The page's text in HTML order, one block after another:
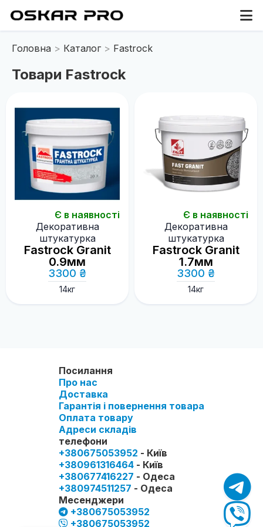
Головна Каталог Fastrock
Товари Fastrock
Є в наявності
Декоративна
штукатурка
Fastrock Granit
0.9мм
3300 ₴
14кг
Є в наявності
Декоративна
штукатурка
Fastrock Granit
1.7мм
3300 ₴
14кг
Посилання
Про нас
Доставка
Гарантія і повернення товара
Оплата товару
Адреси складів
телефони
+380675053952 - Київ
+380961316464 - Київ
+380677416227 - Одеса
+380974511257 - Одеса
Месенджери
+380675053952
+380675053952